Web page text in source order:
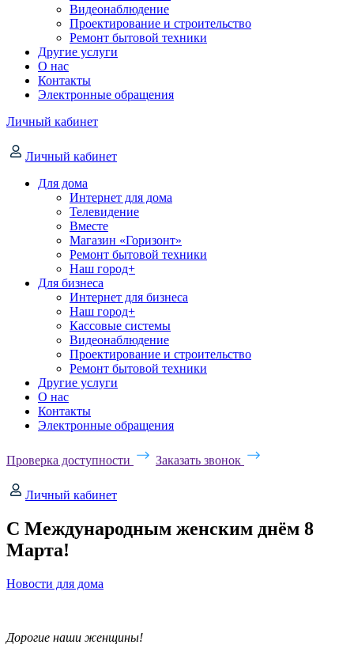
Видеонаблюдение
Проектирование и строительство
Ремонт бытовой техники
Другие услуги
О нас
Контакты
Электронные обращения
Личный кабинет
Личный кабинет
Для дома
Интернет для дома
Телевидение
Вместе
Магазин «Горизонт»
Ремонт бытовой техники
Наш город+
Для бизнеса
Интернет для бизнеса
Наш город+
Кассовые системы
Видеонаблюдение
Проектирование и строительство
Ремонт бытовой техники
Другие услуги
О нас
Контакты
Электронные обращения
Проверка доступности Заказать звонок
Личный кабинет
С Международным женским днём 8
Марта!
Новости для дома
Дорогие наши женщины!